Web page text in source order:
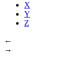
X
Y
Z
←
→